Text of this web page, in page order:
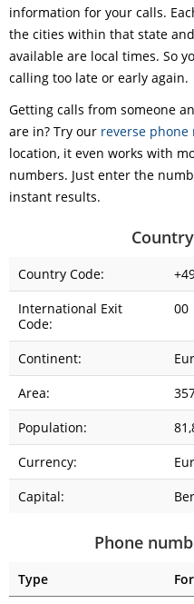
information for your calls.
the cities within that state
available are local times. So
calling too late or early again.
Getting calls from someone
are in? Try our reverse
location, it even works with
numbers. Just enter the
instant results.
Country Code:
International Exit
Code:
00
Continent:
Area:
Population:
Currency:
Capital:
Phone
Type